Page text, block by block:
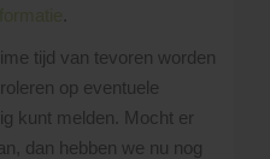
tijd van tevoren worden
op eventuele
kunt melden. Mocht er
dan hebben we nu nog